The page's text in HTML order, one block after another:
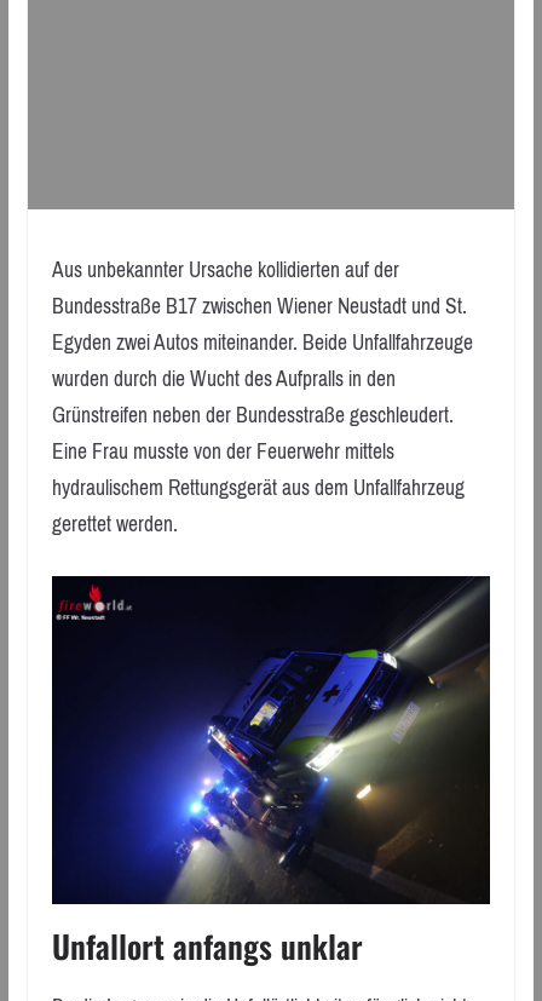
Aus unbekannter Ursache kollidierten auf der
Bundesstraße B17 zwischen Wiener Neustadt und St.
Egyden zwei Autos miteinander. Beide Unfallfahrzeuge
wurden durch die Wucht des Aufpralls in den
Grünstreifen neben der Bundesstraße geschleudert.
Eine Frau musste von der Feuerwehr mittels
hydraulischem Rettungsgerät aus dem Unfallfahrzeug
gerettet werden.
Unfallort anfangs unklar